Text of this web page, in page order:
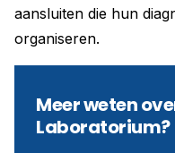
aansluiten die hun
organiseren.
Meer weten
Laboratorium?